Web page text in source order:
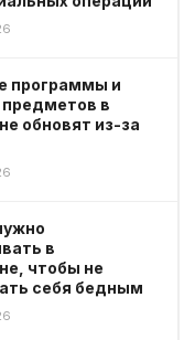
программы и
предметов в
обновят из-за
в
чтобы не
себя бедным